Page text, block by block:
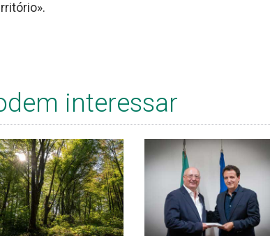
interessar